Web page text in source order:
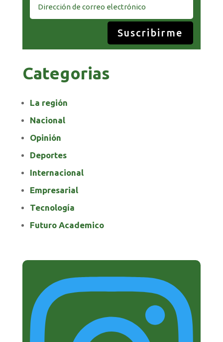
Suscribirme
Categorias
La región
Nacional
Opinión
Deportes
Internacional
Empresarial
Tecnología
Futuro Academico